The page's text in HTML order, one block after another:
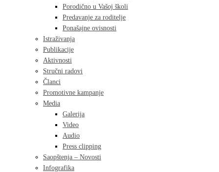
Porodično u Vašoj školi
Predavanje za roditelje
Ponašajne ovisnosti
Istraživanja
Publikacije
Aktivnosti
Stručni radovi
Članci
Promotivne kampanje
Media
Galerija
Video
Audio
Press clipping
Saopštenja – Novosti
Infografika